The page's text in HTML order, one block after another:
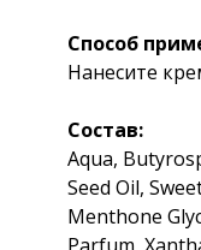
Способ
Нанесите
Состав:
Aqua,
Seed Oil,
Menthone